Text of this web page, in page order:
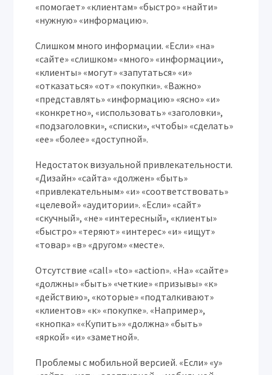
«помогает» «клиентам» «быстро» «найти»
«нужную» «информацию».
Слишком много информации. «Если» «на»
«сайте» «слишком» «много» «информации»,
«клиенты» «могут» «запутаться» «и»
«отказаться» «от» «покупки». «Важно»
«представлять» «информацию» «ясно» «и»
«конкретно», «использовать» «заголовки»,
«подзаголовки», «списки», «чтобы» «сделать»
«ее» «более» «доступной».
Недостаток визуальной привлекательности.
«Дизайн» «сайта» «должен» «быть»
«привлекательным» «и» «соответствовать»
«целевой» «аудитории». «Если» «сайт»
«скучный», «не» «интересный», «клиенты»
«быстро» «теряют» «интерес» «и» «ищут»
«товар» «в» «другом» «месте».
Отсутствие «call» «to» «action». «На» «сайте»
«должны» «быть» «четкие» «призывы» «к»
«действию», «которые» «подталкивают»
«клиентов» «к» «покупке». «Например»,
«кнопка» ««Купить»» «должна» «быть»
«яркой» «и» «заметной».
Проблемы с мобильной версией. «Если» «у»